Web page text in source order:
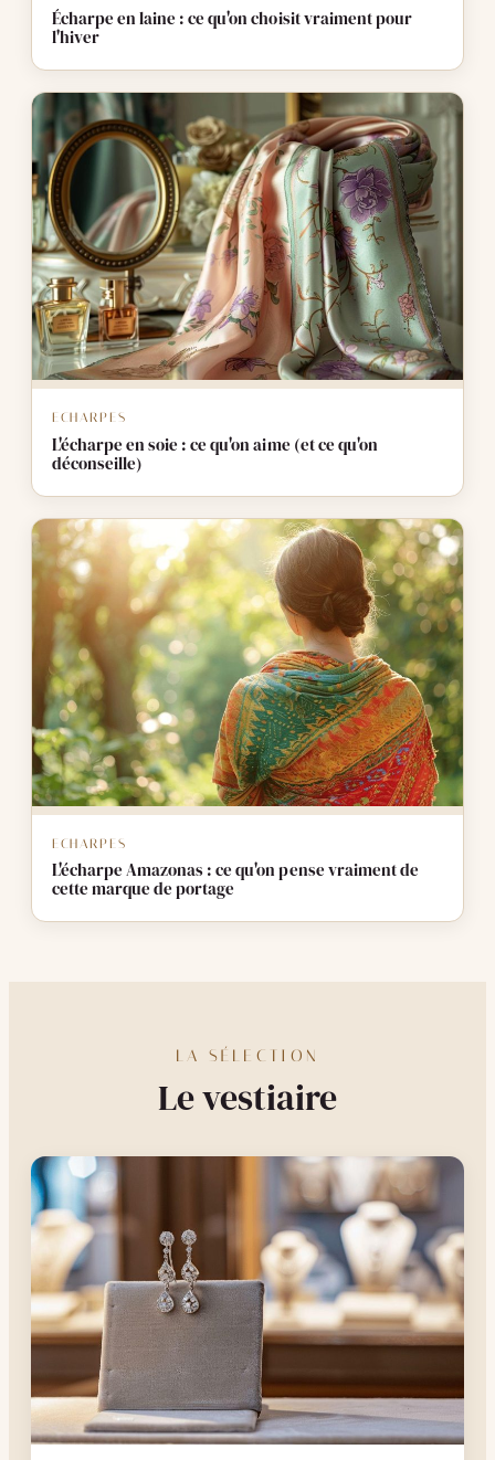
Écharpe en laine : ce qu'on choisit vraiment pour
l'hiver
ECHARPES
L'écharpe en soie : ce qu'on aime (et ce qu'on
déconseille)
ECHARPES
L'écharpe Amazonas : ce qu'on pense vraiment de
cette marque de portage
LA SÉLECTION
Le vestiaire